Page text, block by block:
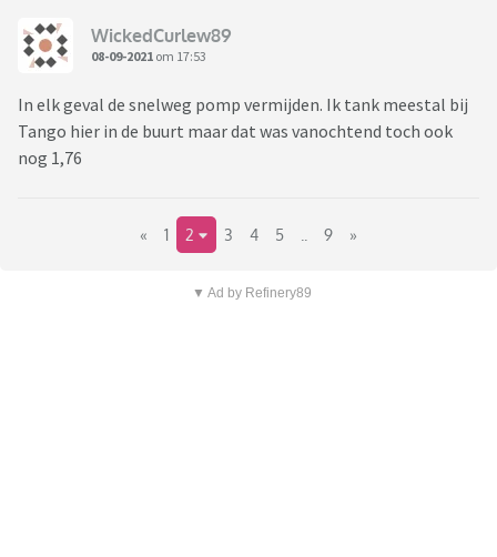
WickedCurlew89
08-09-2021 om 17:53
In elk geval de snelweg pomp vermijden. Ik tank meestal bij
Tango hier in de buurt maar dat was vanochtend toch ook
nog 1,76
« 1 2 3 4 5 9 »
▼ Ad by Refinery89